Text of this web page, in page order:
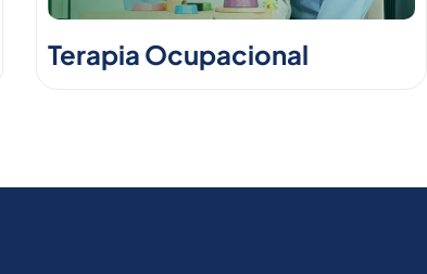
Terapia Ocupacional